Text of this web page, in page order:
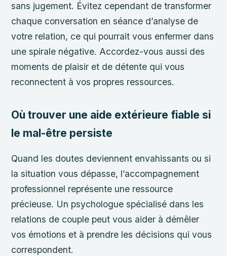
sans jugement. Évitez cependant de transformer
chaque conversation en séance d’analyse de
votre relation, ce qui pourrait vous enfermer dans
une spirale négative. Accordez-vous aussi des
moments de plaisir et de détente qui vous
reconnectent à vos propres ressources.
Où trouver une aide extérieure fiable si
le mal-être persiste
Quand les doutes deviennent envahissants ou si
la situation vous dépasse, l’accompagnement
professionnel représente une ressource
précieuse. Un psychologue spécialisé dans les
relations de couple peut vous aider à démêler
vos émotions et à prendre les décisions qui vous
correspondent.